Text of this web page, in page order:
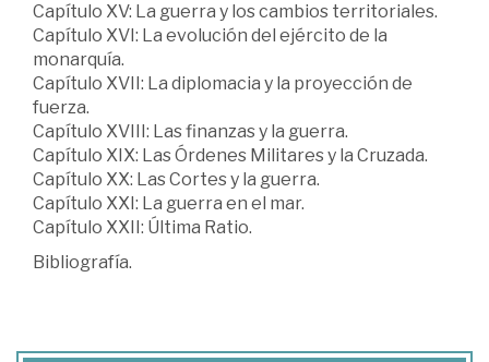
Capítulo XV: La guerra y los cambios territoriales.
Capítulo XVI: La evolución del ejército de la
monarquía.
Capítulo XVII: La diplomacia y la proyección de
fuerza.
Capítulo XVIII: Las finanzas y la guerra.
Capítulo XIX: Las Órdenes Militares y la Cruzada.
Capítulo XX: Las Cortes y la guerra.
Capítulo XXI: La guerra en el mar.
Capítulo XXII: Última Ratio.
Bibliografía.